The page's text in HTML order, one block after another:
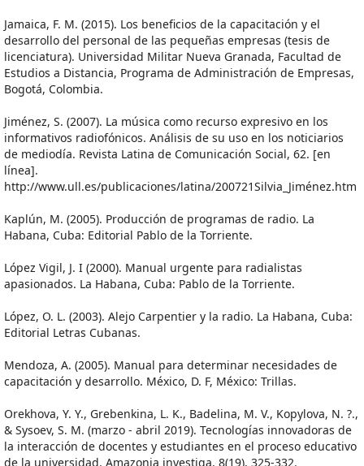
Jamaica, F. M. (2015). Los beneficios de la capacitación y el
desarrollo del personal de las pequeñas empresas (tesis de
licenciatura). Universidad Militar Nueva Granada, Facultad de
Estudios a Distancia, Programa de Administración de Empresas,
Bogotá, Colombia.
Jiménez, S. (2007). La música como recurso expresivo en los
informativos radiofónicos. Análisis de su uso en los noticiarios
de mediodía. Revista Latina de Comunicación Social, 62. [en
línea].
http://www.ull.es/publicaciones/latina/200721Silvia_Jiménez.htm
Kaplún, M. (2005). Producción de programas de radio. La
Habana, Cuba: Editorial Pablo de la Torriente.
López Vigil, J. I (2000). Manual urgente para radialistas
apasionados. La Habana, Cuba: Pablo de la Torriente.
López, O. L. (2003). Alejo Carpentier y la radio. La Habana, Cuba:
Editorial Letras Cubanas.
Mendoza, A. (2005). Manual para determinar necesidades de
capacitación y desarrollo. México, D. F, México: Trillas.
Orekhova, Y. Y., Grebenkina, L. K., Badelina, M. V., Kopylova, N. ?.,
& Sysoev, S. M. (marzo - abril 2019). Tecnologías innovadoras de
la interacción de docentes y estudiantes en el proceso educativo
de la universidad. Amazonia investiga, 8(19), 325-332.